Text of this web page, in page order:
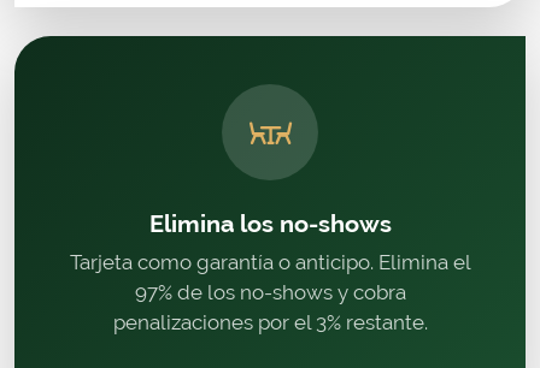
Elimina los no-shows
Tarjeta como garantía o anticipo. Elimina el
97% de los no-shows y cobra
penalizaciones por el 3% restante.